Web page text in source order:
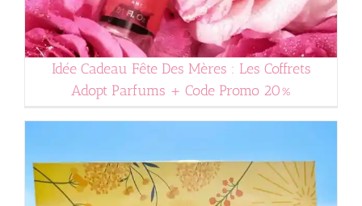
Idée Cadeau Fête Des Mères : Les Coffrets
Adopt Parfums + Code Promo 20%